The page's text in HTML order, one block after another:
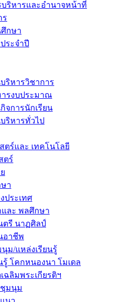
บริหารและอำนาจหน้าที่
ร
กษา
ระจำปี
ริหารวิชาการ
รงบประมาณ
จการนักเรียน
ริหารทั่วไป
ตร์และ เทคโนโลยี
ตร์
า
ประเทศ
ละ พลศึกษา
ตรี นาฏศิลป์
อาชีพ
ม/แหล่งเรียนรู้
รู้ โคกหนองนา โมเดล
ฉลิมพระเกียรติฯ
มนุม